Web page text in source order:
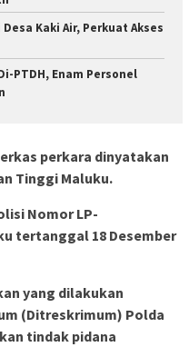
Kaki Air, Perkuat Akses
PTDH, Enam Personel
perkara dinyatakan
Tinggi Maluku.
Nomor LP-
tertanggal 18 Desember
yang dilakukan
(Ditreskrimum) Polda
tindak pidana